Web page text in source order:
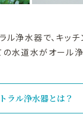
ル浄水器で、キッ
の水道水がオール浄
ラル浄水器とは？